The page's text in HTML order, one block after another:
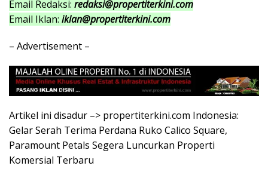
Email Redaksi: redaksi@propertiterkini.com
Email Iklan: iklan@propertiterkini.com
– Advertisement –
Artikel ini disadur –> propertiterkini.com Indonesia:
Gelar Serah Terima Perdana Ruko Calico Square,
Paramount Petals Segera Luncurkan Properti
Komersial Terbaru